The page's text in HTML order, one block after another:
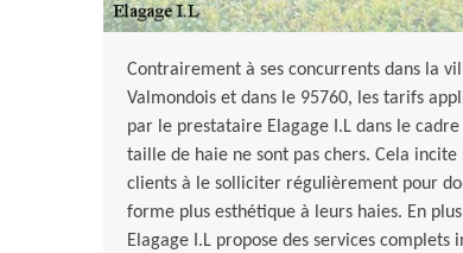
Contrairement à ses concurrents dans la
Valmondois et dans le 95760, les tarifs
par le prestataire Elagage I.L dans le cadre
taille de haie ne sont pas chers. Cela incite
clients à le solliciter régulièrement pour
forme plus esthétique à leurs haies. En
Elagage I.L propose des services complets